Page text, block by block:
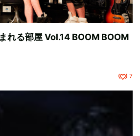
れる部屋 Vol.14 BOOM BOOM
7